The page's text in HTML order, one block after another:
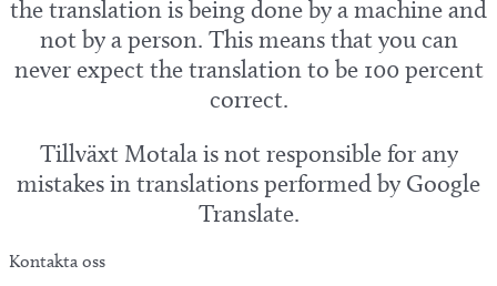
the translation is being done by a machine and
not by a person. This means that you can
never expect the translation to be 100 percent
correct.
Tillväxt Motala is not responsible for any
mistakes in translations performed by Google
Translate.
Kontakta oss